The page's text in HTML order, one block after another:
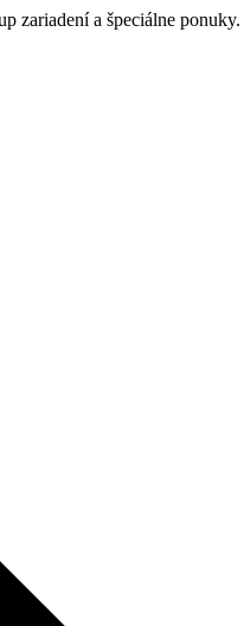
zariadení a špeciálne ponuky.